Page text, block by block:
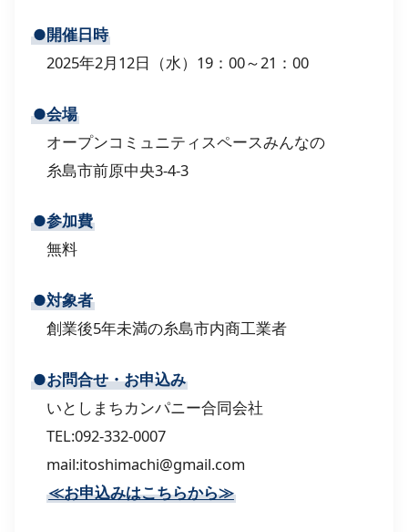
●開催日時
2025年2月12日（水）19：00～21：00
●会場
オープンコミュニティスペースみんなの
糸島市前原中央3-4-3
●参加費
無料
●対象者
創業後5年未満の糸島市内商工業者
●お問合せ・お申込み
いとしまちカンパニー合同会社
TEL:092-332-0007
mail:itoshimachi@gmail.com
≪お申込みはこちらから≫